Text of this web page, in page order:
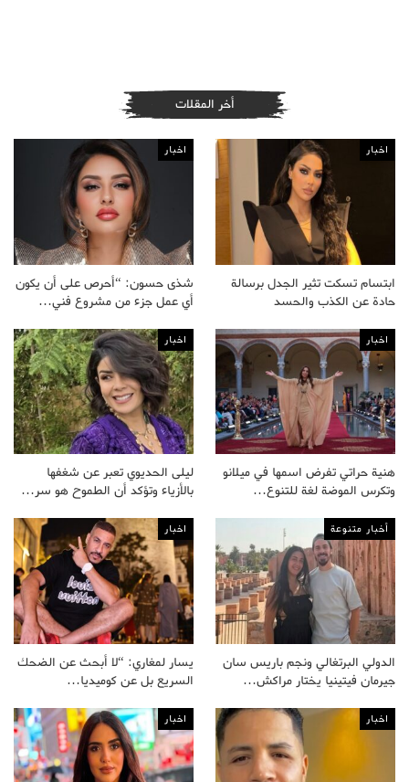
أخر المقلات
اخبار
ابتسام تسكت تثير الجدل برسالة
حادة عن الكذب والحسد
اخبار
شذى حسون: “أحرص على أن يكون
أي عمل جزء من مشروع فني…
اخبار
هنية حراتي تفرض اسمها في ميلانو
وتكرس الموضة لغة للتنوع…
اخبار
ليلى الحديوي تعبر عن شغفها
بالأزياء وتؤكد أن الطموح هو سر…
أخبار متنوعة
الدولي البرتغالي ونجم باريس سان
جيرمان فيتينيا يختار مراكش…
اخبار
يسار لمغاري: “لا أبحث عن الضحك
السريع بل عن كوميديا…
اخبار اخبار